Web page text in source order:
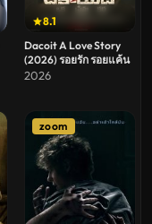
8.1
Dacoit A Love Story
(2026) รอยรัก รอยแค้น
2026
zoom